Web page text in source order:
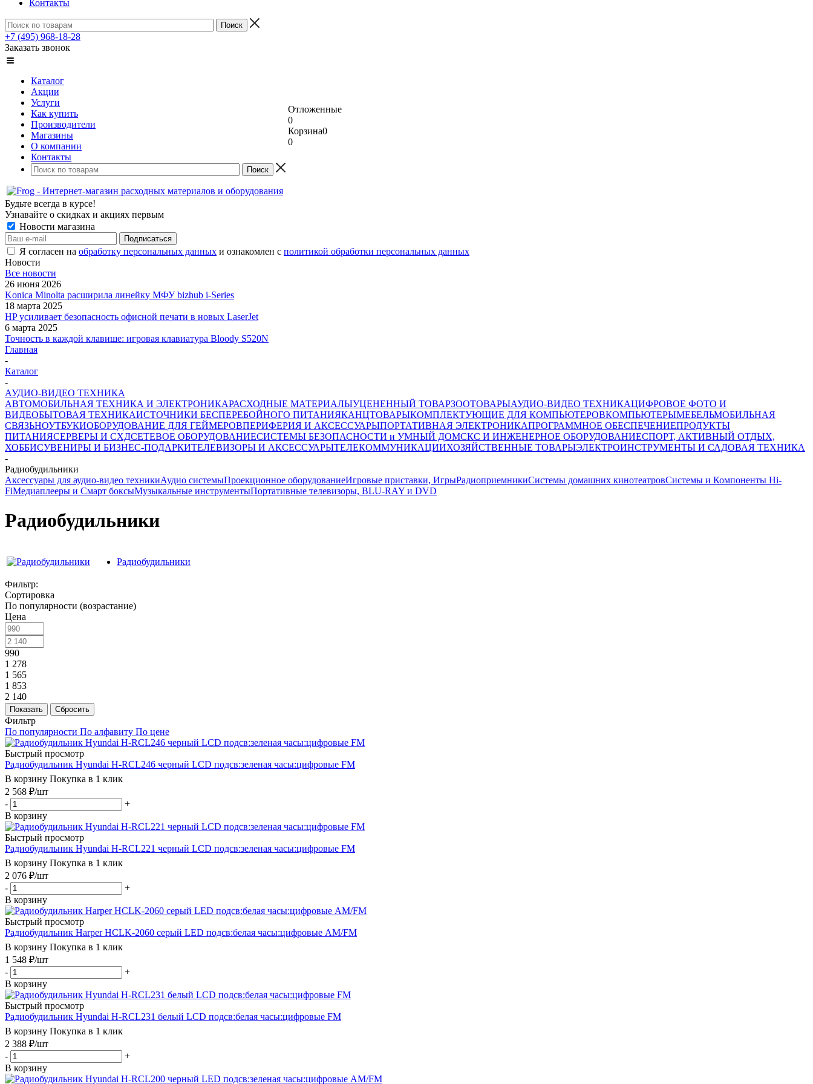
Контакты
+7 (495) 968-18-28
Заказать звонок
Каталог
Акции
Услуги
Как купить
Производители
Магазины
О компании
Контакты
Отложенные
0
Корзина0
0
Будьте всегда в курсе!
Узнавайте о скидках и акциях первым
Новости магазина
Я согласен на обработку персональных данных и ознакомлен с политикой обработки персональных данных
Новости
Все новости
26 июня 2026
Konica Minolta расширила линейку МФУ bizhub i-Series
18 марта 2025
HP усиливает безопасность офисной печати в новых LaserJet
6 марта 2025
Точность в каждой клавише: игровая клавиатура Bloody S520N
Главная
-
Каталог
-
АУДИО-ВИДЕО ТЕХНИКА
АВТОМОБИЛЬНАЯ ТЕХНИКА И ЭЛЕКТРОНИКАРАСХОДНЫЕ МАТЕРИАЛЫУЦЕНЕННЫЙ ТОВАРЗООТОВАРЫАУДИО-ВИДЕО ТЕХНИКАЦИФРОВОЕ ФОТО И
ВИДЕОБЫТОВАЯ ТЕХНИКАИСТОЧНИКИ БЕСПЕРЕБОЙНОГО ПИТАНИЯКАНЦТОВАРЫКОМПЛЕКТУЮЩИЕ ДЛЯ КОМПЬЮТЕРОВКОМПЬЮТЕРЫМЕБЕЛЬМОБИЛЬНАЯ
СВЯЗЬНОУТБУКИОБОРУДОВАНИЕ ДЛЯ ГЕЙМЕРОВПЕРИФЕРИЯ И АКСЕССУАРЫПОРТАТИВНАЯ ЭЛЕКТРОНИКАПРОГРАММНОЕ ОБЕСПЕЧЕНИЕПРОДУКТЫ
ПИТАНИЯСЕРВЕРЫ И СХДСЕТЕВОЕ ОБОРУДОВАНИЕСИСТЕМЫ БЕЗОПАСНОСТИ и УМНЫЙ ДОМСКС И ИНЖЕНЕРНОЕ ОБОРУДОВАНИЕСПОРТ, АКТИВНЫЙ ОТДЫХ,
ХОББИСУВЕНИРЫ И БИЗНЕС-ПОДАРКИТЕЛЕВИЗОРЫ И АКСЕССУАРЫТЕЛЕКОММУНИКАЦИИХОЗЯЙСТВЕННЫЕ ТОВАРЫЭЛЕКТРОИНСТРУМЕНТЫ И САДОВАЯ ТЕХНИКА
-
Радиобудильники
Аксессуары для аудио-видео техникиАудио системыПроекционное оборудованиеИгровые приставки, ИгрыРадиоприемникиСистемы домашних кинотеатровСистемы и Компоненты Hi-
FiМедиаплееры и Смарт боксыМузыкальные инструментыПортативные телевизоры, BLU-RAY и DVD
Радиобудильники
Радиобудильники
Фильтр:
Сортировка
По популярности (возрастание)
Цена
990
1 278
1 565
1 853
2 140
Показать Сбросить
Фильтр
По популярности По алфавиту По цене
Быстрый просмотр
Радиобудильник Hyundai H-RCL246 черный LCD подсв:зеленая часы:цифровые FM
В корзину Покупка в 1 клик
2 568 ₽/шт
-
+
В корзину
Быстрый просмотр
Радиобудильник Hyundai H-RCL221 черный LCD подсв:зеленая часы:цифровые FM
В корзину Покупка в 1 клик
2 076 ₽/шт
-
+
В корзину
Быстрый просмотр
Радиобудильник Harper HCLK-2060 серый LED подсв:белая часы:цифровые AM/FM
В корзину Покупка в 1 клик
1 548 ₽/шт
-
+
В корзину
Быстрый просмотр
Радиобудильник Hyundai H-RCL231 белый LCD подсв:белая часы:цифровые FM
В корзину Покупка в 1 клик
2 388 ₽/шт
-
+
В корзину